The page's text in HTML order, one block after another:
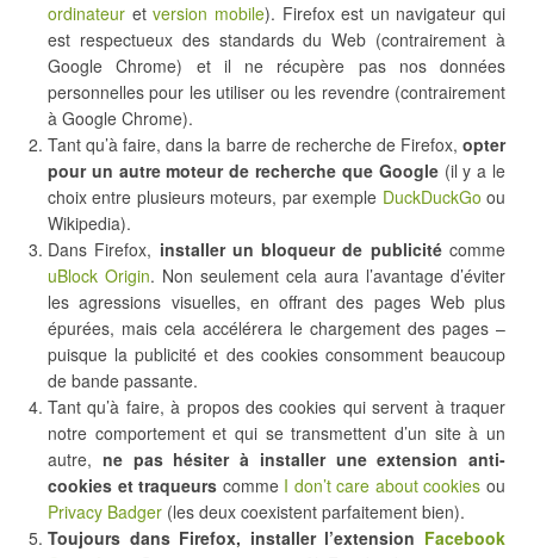
ordinateur etversion mobile). Firefox est un navigateur qui
est respectueux des standards du Web (contrairement à
Google Chrome) et il ne récupère pas nos données
personnelles pour les utiliser ou les revendre (contrairement
à Google Chrome).
Tant qu’à faire, dans la barre de recherche de Firefox, opter
pour un autre moteur de recherche que Google(il y a le
choix entre plusieurs moteurs, par exemple DuckDuckGo ou
Wikipedia).
Dans Firefox, installer un bloqueur de publicitécomme
uBlock Origin. Non seulement cela aura l’avantage d’éviter
les agressions visuelles, en offrant des pages Web plus
épurées, mais cela accélérera le chargement des pages –
puisque la publicité et des cookies consomment beaucoup
de bande passante.
Tant qu’à faire, à propos des cookies qui servent à traquer
notre comportement et qui se transmettent d’un site à un
autre, ne pas hésiter à installer une extension anti-
cookies et traqueurs comme I don’t care about cookies ou
Privacy Badger (les deux coexistent parfaitement bien).
Toujours dans Firefox, installer l’extension Facebook